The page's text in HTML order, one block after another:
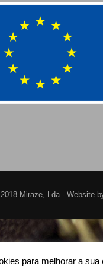
Miraze, Lda - Website
para melhorar a